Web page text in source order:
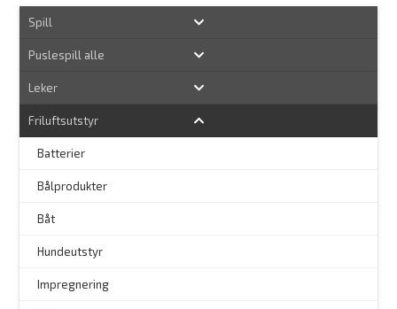
Spill
Puslespill alle
Leker
Friluftsutstyr
Batterier
Bålprodukter
Båt
Hundeutstyr
Impregnering